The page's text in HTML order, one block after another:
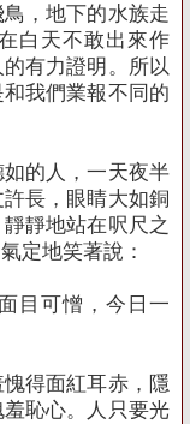
，地下的水族走
白天不敢出來作
有力證明。所以
我們業報不同的
的人，一天夜半
長，眼睛大如銅
靜地站在呎尺之
定地笑著說：
目可憎，今日一
得面紅耳赤，隱
恥心。人只要光